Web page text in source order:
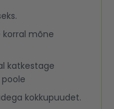
korral mõne
katkestage
kokkupuudet.